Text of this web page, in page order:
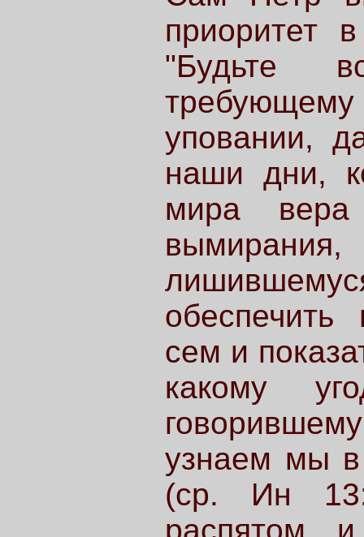
приоритет
"Будьте
уповании,
наши дни,
мира вера
сем и
какому
узнаем мы
(ср. Ин